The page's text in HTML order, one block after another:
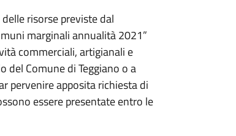
risorse previste dal
marginali annualità 2021”
commerciali, artigianali e
del Comune di Teggiano o a
pervenire apposita richiesta di
essere presentate entro le